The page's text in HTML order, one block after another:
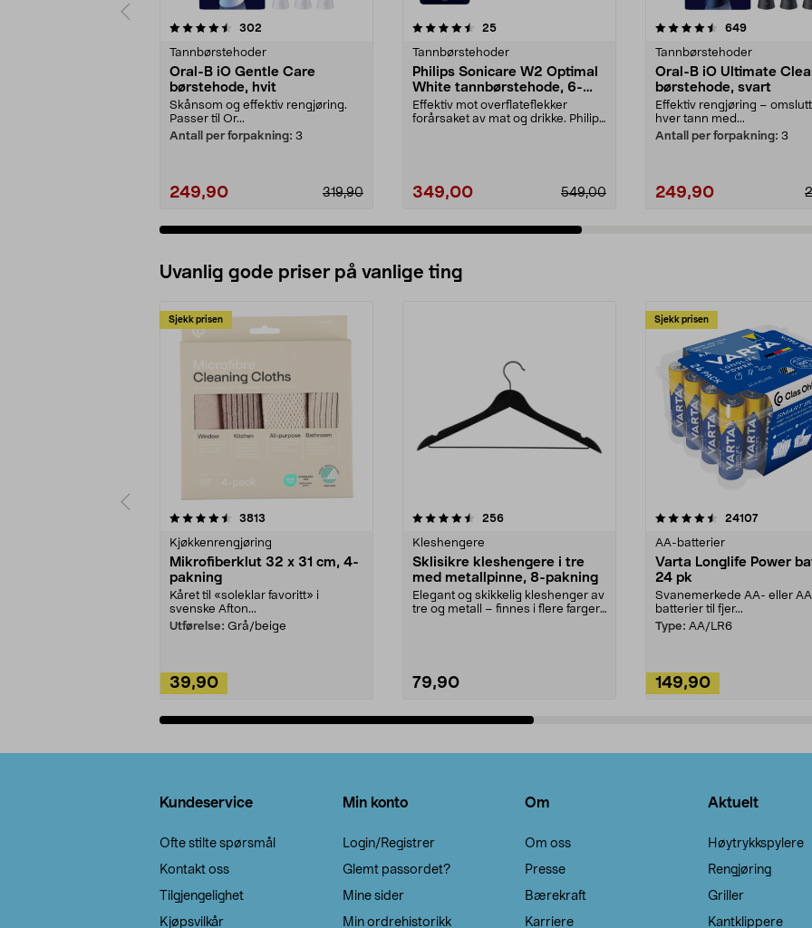
302
Tannbørstehoder
Oral-B iO Gentle Care
børstehode, hvit
Skånsom og effektiv rengjøring.
Passer til Or...
Antall per forpakning: 3
249,90 319,90
4.5 av 5 stjerner 25anmeldelser
Tannbørstehoder
Philips Sonicare W2 Optimal
White tannbørstehode, 6-
pakning
Effektiv mot overflateflekker
forårsaket av mat og drikke. Philips
349,00 549,00
4.5 av 5 stjerner 649anmeldelser
Tannbørstehoder
Oral-B iO Ultimate
børstehode, svart
Effektiv rengjøring –
hver tann med...
Antall per forpakning: 3
249,90
4.5 av 5 stjerner
Uvanlig gode priser på vanlige ting
Sjekk prisen
3813
Kjøkkenrengjøring
Mikrofiberklut 32 x 31 cm, 4-
pakning
Kåret til «soleklar favoritt» i
svenske Afton...
Utførelse: Grå/beige
39,90
4.5av 5 stjerner 256anmeldelser
Kleshengere
Sklisikre kleshengere i tre
med metallpinne, 8-pakning
Elegant og skikkelig kleshenger av
tre og metall – finnes i flere farger.
79,90
Sjekk prisen
4.5av 5 stjerner 24107
AA-batterier
Varta Longlife Power
24 pk
Svanemerkede AA- eller
batterier til fjer...
Type: AA/LR6
149,90
4.5av 5 stjerner
Kundeservice
Ofte stilte spørsmål
Kontakt oss
Tilgjengelighet
Kjøpsvilkår
Min konto
Login/Registrer
Glemt passordet?
Mine sider
Min ordrehistorikk
Om
Om oss
Presse
Bærekraft
Karriere
Aktuelt
Høytrykkspylere
Rengjøring
Griller
Kantklippere